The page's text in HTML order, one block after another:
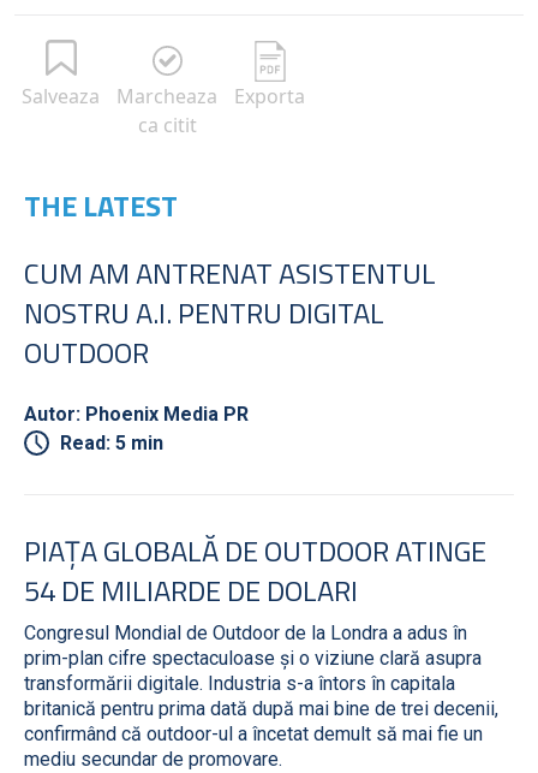
Salveaza
Marcheaza
ca citit
Exporta
THE LATEST
CUM AM ANTRENAT ASISTENTUL
NOSTRU A.I. PENTRU DIGITAL
OUTDOOR
Autor: Phoenix Media PR
Read: 5 min
PIAȚA GLOBALĂ DE OUTDOOR ATINGE
54 DE MILIARDE DE DOLARI
Congresul Mondial de Outdoor de la Londra a adus în
prim-plan cifre spectaculoase și o viziune clară asupra
transformării digitale. Industria s-a întors în capitala
britanică pentru prima dată după mai bine de trei decenii,
confirmând că outdoor-ul a încetat demult să mai fie un
mediu secundar de promovare.